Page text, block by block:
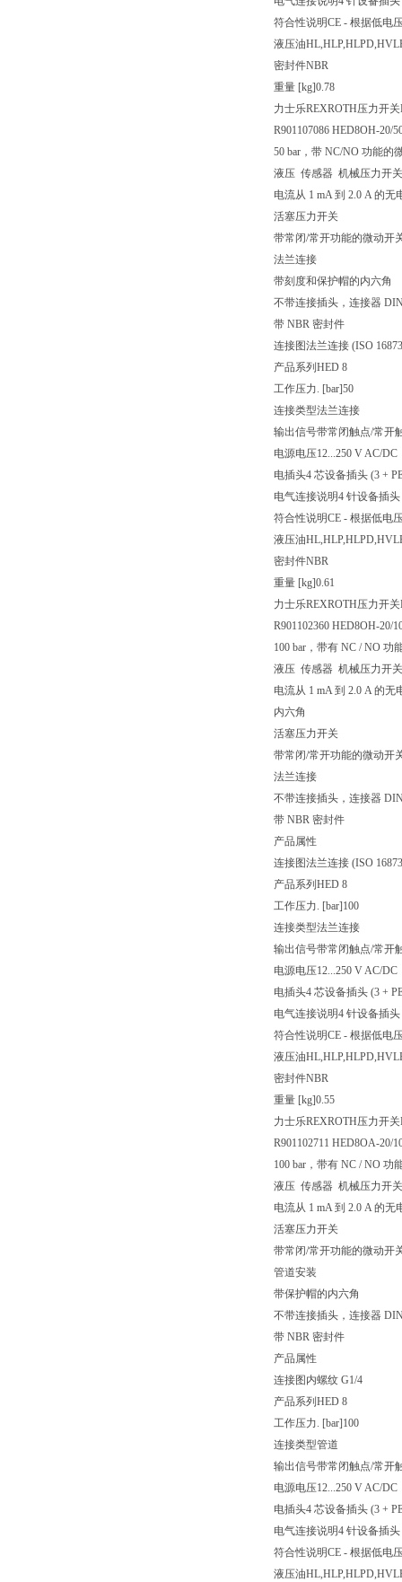
符合性说明CE - 根据低电
液压油
密封件NBR
重量 [kg]0.78
力士乐REXROTH压力开
R901107086 HED8OH-20/
50 bar，带 NC/NO 功能的
液压 传感器 机械压力开
电流从 1 mA 到 2.0 A 的
活塞压力开关
带常闭/常开功能的微动开
法兰连接
带刻度和保护帽的内六角
不带连接插头，连接器
带 NBR 密封件
连接图法兰连接 (ISO
产品系列 HED 8
工作压力. [bar]50
连接类型法兰连接
输出信号带常闭触点/常开
电源电压12...250 V AC/DC
电插头4 芯设备插头 (3 +
电气连接说明4 针设备插头
符合性说明CE - 根据低电
液压油
密封件NBR
重量 [kg]0.61
力士乐REXROTH压力开
R901102360 HED8OH-20/
100 bar，带有 NC / NO 功
液压 传感器 机械压力开
电流从 1 mA 到 2.0 A 的
内六角
活塞压力开关
带常闭/常开功能的微动开
法兰连接
不带连接插头，连接器
带 NBR 密封件
产品属性
连接图法兰连接 (ISO
产品系列 HED 8
工作压力. [bar]100
连接类型法兰连接
输出信号带常闭触点/常开
电源电压12...250 V AC/DC
电插头4 芯设备插头 (3 +
电气连接说明4 针设备插头
符合性说明CE - 根据低电
液压油
密封件NBR
重量 [kg]0.55
力士乐REXROTH压力开
R901102711 HED8OA-20/
100 bar，带有 NC / NO 功
液压 传感器 机械压力开
电流从 1 mA 到 2.0 A 的
活塞压力开关
带常闭/常开功能的微动开
管道安装
带保护帽的内六角
不带连接插头，连接器
带 NBR 密封件
产品属性
连接图 内螺纹 G1/4
产品系列 HED 8
工作压力. [bar]100
连接类型管道
输出信号带常闭触点/常开
电源电压12...250 V AC/DC
电插头4 芯设备插头 (3 +
电气连接说明4 针设备插头
符合性说明CE - 根据低电
液压油